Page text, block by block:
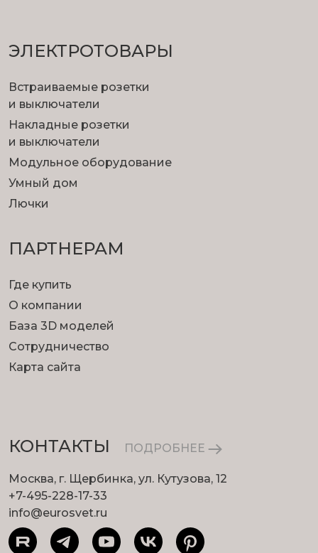
ЭЛЕКТРОТОВАРЫ
Встраиваемые розетки
и выключатели
Накладные розетки
и выключатели
Модульное оборудование
Умный дом
Лючки
ПАРТНЕРАМ
Где купить
О компании
База 3D моделей
Сотрудничество
Карта сайта
КОНТАКТЫ ПОДРОБНЕЕ
Москва, г. Щербинка, ул. Кутузова, 12
+7-495-228-17-33
info@eurosvet.ru